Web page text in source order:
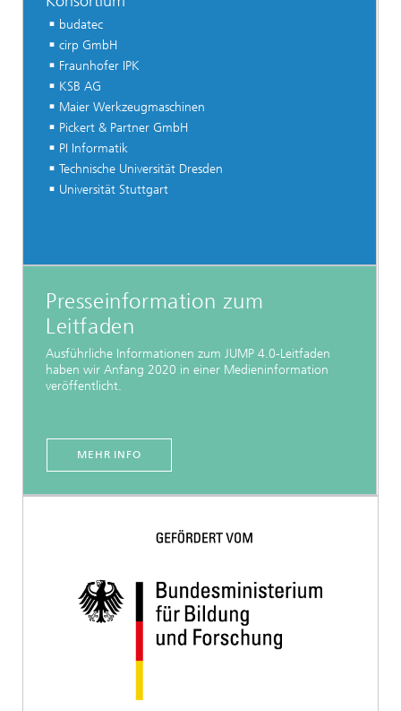
budatec
cirp GmbH
Fraunhofer IPK
KSB AG
Maier Werkzeugmaschinen
Pickert & Partner GmbH
PI Informatik
Technische Universität Dresden
Universität Stuttgart
Presseinformation zum
Leitfaden
Ausführliche Informationen zum JUMP 4.0-Leitfaden
haben wir Anfang 2020 in einer Medieninformation
veröffentlicht.
MEHR INFO